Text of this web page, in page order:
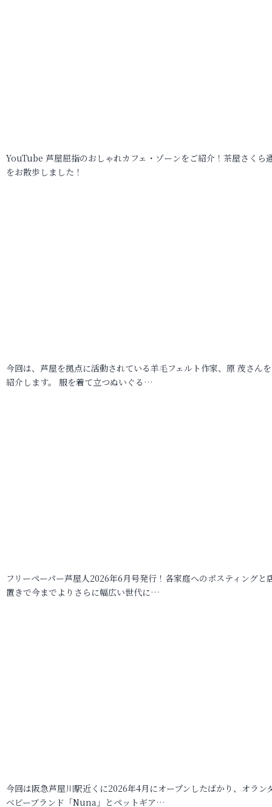
YouTube 芦屋屈指のおしゃれカフェ・ゾーンをご紹介！茶屋さくら
をお散歩しました！
今回は、芦屋を拠点に活動されている羊毛フェルト作家、原 茂さん
紹介します。 服を着て立つぬいぐる…
フリーペーパー芦屋人2026年6月号発行！各家庭へのポスティングと
置きで今までよりさらに幅広い世代に…
今回は阪急芦屋川駅近くに2026年4月にオープンしたばかり、オラン
ベビーブランド「Nuna」とペットギア…